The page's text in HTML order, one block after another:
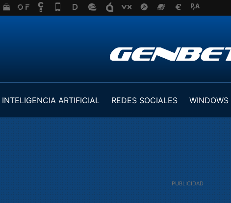
INTELIGENCIA ARTIFICIAL REDES SOCIALES WINDOWS